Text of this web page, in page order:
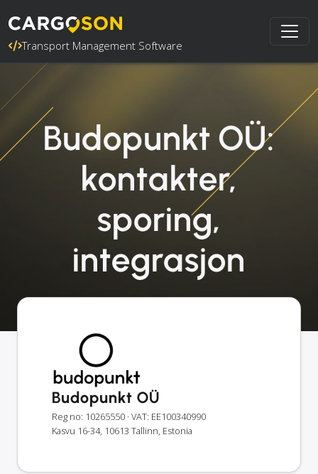
Transport Management Software
Budopunkt OÜ:
kontakter,
sporing,
integrasjon
Budopunkt OÜ
Reg no: 10265550 · VAT: EE100340990
Kasvu 16-34, 10613 Tallinn, Estonia